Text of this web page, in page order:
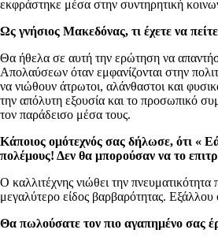
εκφράστηκε μέσα στην συντηρητική
Ως γνήσιος Μακεδόνας, τι έχετε να
Θα ήθελα σε αυτή την ερώτηση να
Απολαύσεων όταν εμφανίζονται στην
να νιώθουν άτρωτοι, αλάνθαστοι και
την απόλυτη εξουσία και το προσωπικό
τον παράδεισο μέσα τους.
Κάποιος ομότεχνός σας δήλωσε, ότι «
πολέμους! Δεν θα μπορούσαν να το
Ο καλλιτέχνης νιώθει την πνευματικότητα
μεγαλύτερο είδος βαρβαρότητας.
Θα πωλούσατε τον πιο αγαπημένο σας